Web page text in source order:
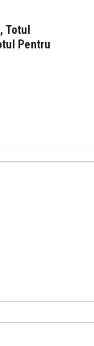
Totul
Pentru